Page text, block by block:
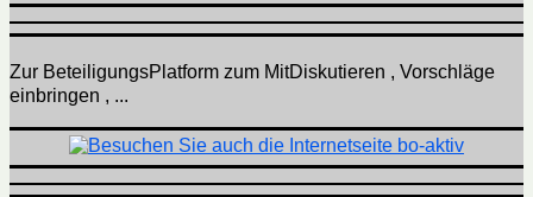
Zur BeteiligungsPlatform zum MitDiskutieren , Vorschläge
einbringen , ...